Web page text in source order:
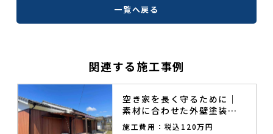
一覧へ戻る
関連する施工事例
空き家を長く守るために｜
素材に合わせた外壁塗装と
補修工事
施工費用：税込120万円